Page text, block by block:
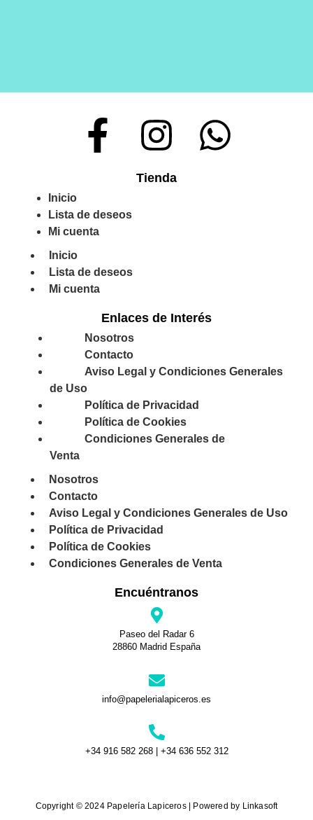
Tienda
Inicio
Lista de deseos
Mi cuenta
Inicio
Lista de deseos
Mi cuenta
Enlaces de Interés
Nosotros
Contacto
Aviso Legal y Condiciones Generales
de Uso
Política de Privacidad
Política de Cookies
Condiciones Generales de
Venta
Nosotros
Contacto
Aviso Legal y Condiciones Generales de Uso
Política de Privacidad
Política de Cookies
Condiciones Generales de Venta
Encuéntranos
Paseo del Radar 6
28860 Madrid España
info@papelerialapiceros.es
+34 916 582 268 | +34 636 552 312
Copyright © 2024 Papelería Lapiceros | Powered by Linkasoft